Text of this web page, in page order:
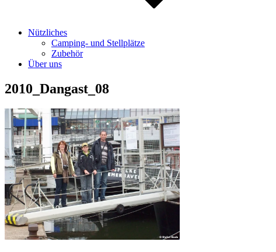
Nützliches
Camping- und Stellplätze
Zubehör
Über uns
2010_Dangast_08